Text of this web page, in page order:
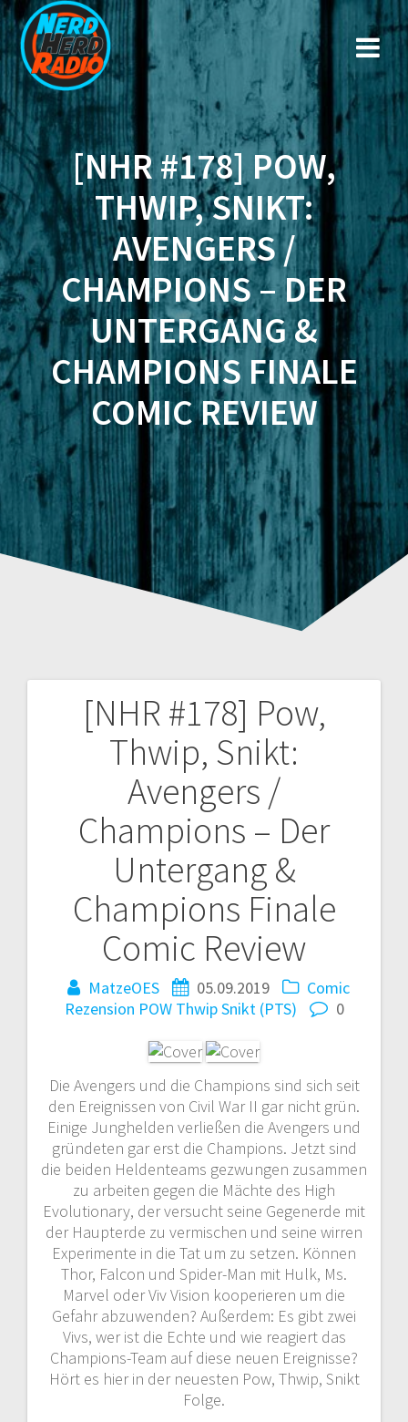
Zum
Inhalt
springen
[NHR #178] POW,
THWIP, SNIKT:
AVENGERS /
CHAMPIONS – DER
UNTERGANG &
CHAMPIONS FINALE
COMIC REVIEW
[NHR #178] Pow,
Thwip, Snikt:
Avengers /
Champions – Der
Untergang &
Champions Finale
Comic Review
MatzeOES 05.09.2019
Comic
Rezension POW Thwip Snikt (PTS) 0
Die Avengers und die Champions sind sich seit
den Ereignissen von Civil War II gar nicht grün.
Einige Junghelden verließen die Avengers und
gründeten gar erst die Champions. Jetzt sind
die beiden Heldenteams gezwungen zusammen
zu arbeiten gegen die Mächte des High
Evolutionary, der versucht seine Gegenerde mit
der Haupterde zu vermischen und seine wirren
Experimente in die Tat um zu setzen. Können
Thor, Falcon und Spider-Man mit Hulk, Ms.
Marvel oder Viv Vision kooperieren um die
Gefahr abzuwenden? Außerdem: Es gibt zwei
Vivs, wer ist die Echte und wie reagiert das
Champions-Team auf diese neuen Ereignisse?
Hört es hier in der neuesten Pow, Thwip, Snikt
Folge.
Beitragsnavigation